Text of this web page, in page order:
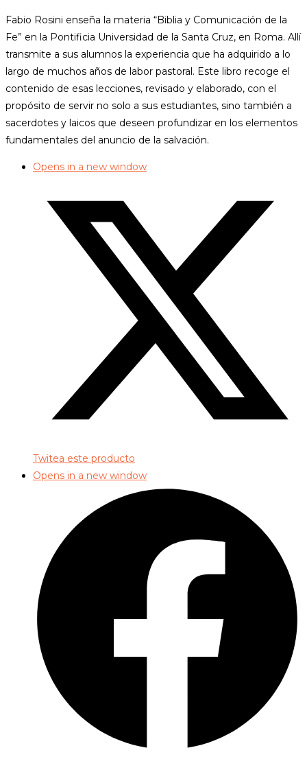
Fabio Rosini enseña la materia “Biblia y Comunicación de la
Fe” en la Pontificia Universidad de la Santa Cruz, en Roma. Allí
transmite a sus alumnos la experiencia que ha adquirido a lo
largo de muchos años de labor pastoral. Este libro recoge el
contenido de esas lecciones, revisado y elaborado, con el
propósito de servir no solo a sus estudiantes, sino también a
sacerdotes y laicos que deseen profundizar en los elementos
fundamentales del anuncio de la salvación.
Opens in a new window
Twitea este producto
Opens in a new window